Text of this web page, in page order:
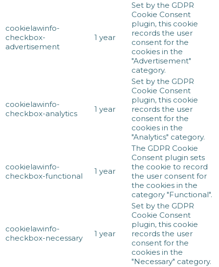
cookielawinfo-
checkbox-
advertisement
1 year
Set by the GDPR
Cookie Consent
plugin, this cookie
records the user
consent for the
cookies in the
"Advertisement"
category.
cookielawinfo-
checkbox-analytics
1 year
Set by the GDPR
Cookie Consent
plugin, this cookie
records the user
consent for the
cookies in the
"Analytics" category.
cookielawinfo-
checkbox-functional
1 year
The GDPR Cookie
Consent plugin sets
the cookie to record
the user consent for
the cookies in the
category "Functional".
cookielawinfo-
checkbox-necessary
1 year
Set by the GDPR
Cookie Consent
plugin, this cookie
records the user
consent for the
cookies in the
"Necessary" category.